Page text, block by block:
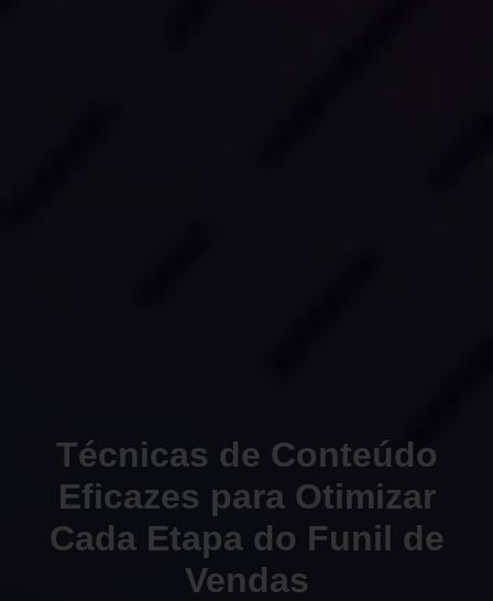
Técnicas de Conteúdo
Eficazes para Otimizar
Cada Etapa do Funil de
Vendas